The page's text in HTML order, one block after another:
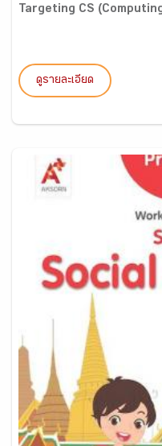
Targeting CS
ดูรายละเอียด